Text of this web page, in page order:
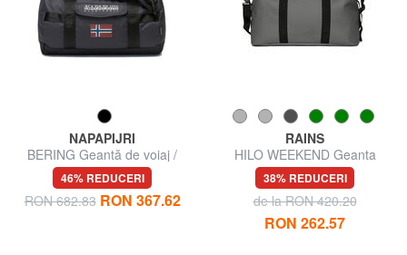
NAPAPIJRI
BERING Geantă de voiaj /
Rucsac
46% REDUCERI
RON 682.83 RON 367.62
RAINS
HILO WEEKEND Geanta
impermeabila
38% REDUCERI
de la RON 420.20
RON 262.57